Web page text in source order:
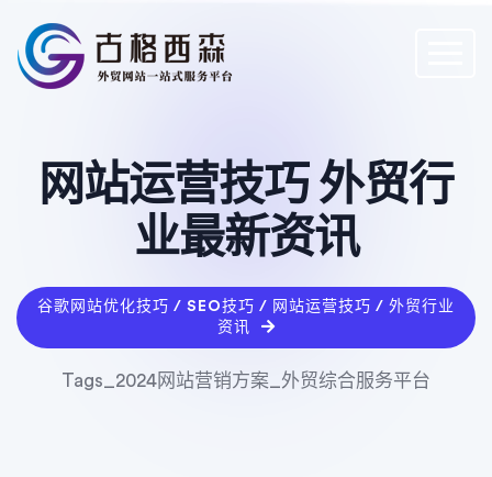
网站运营技巧 外贸行
业最新资讯
谷歌网站优化技巧 / SEO技巧 / 网站运营技巧 / 外贸行业
资讯
Tags_2024网站营销方案_外贸综合服务平台